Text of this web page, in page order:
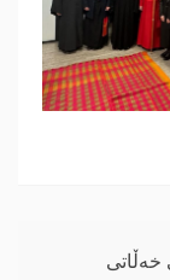
خه‌ڵاتی